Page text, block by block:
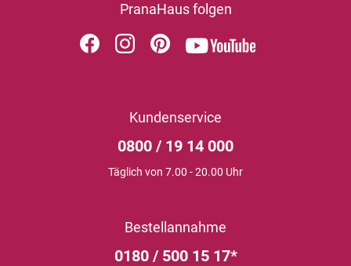
PranaHaus folgen
Kundenservice
0800 / 19 14 000
Täglich von 7.00 - 20.00 Uhr
Bestellannahme
0180 / 500 15 17*